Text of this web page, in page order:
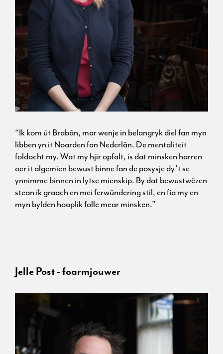
“Ik kom út Brabân, mar wenje in belangryk diel fan myn
libben yn it Noarden fan Nederlân. De mentaliteit
foldocht my. Wat my hjir opfalt, is dat minsken harren
oer it algemien bewust binne fan de posysje dy’t se
ynnimme binnen in lytse mienskip. By dat bewustwêzen
stean ik graach en mei ferwûndering stil, en fia my en
myn bylden hooplik folle mear minsken.”
Jelle Post - foarmjouwer